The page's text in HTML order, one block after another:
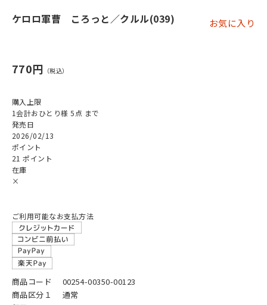
ケロロ軍曹 ころっと／クルル(039) お気に入り
770円
購入上限
1会計おひとり様 5点 まで
発売日
2026/02/13
ポイント
21 ポイント
在庫
×
ご利用可能なお支払方法
商品コード
00254-00350-00123
商品区分１
通常